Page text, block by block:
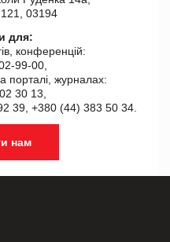
03194
для:
конференцій:
99-00,
порталі, журналах:
30 13,
39, +380 (44) 383 50 34.
нам